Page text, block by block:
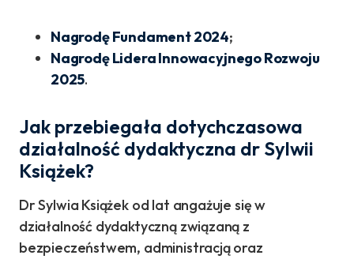
Nagrodę Fundament 2024;
Nagrodę Lidera Innowacyjnego Rozwoju
2025.
Jak przebiegała dotychczasowa
działalność dydaktyczna dr Sylwii
Książek?
Dr Sylwia Książek od lat angażuje się w
działalność dydaktyczną związaną z
bezpieczeństwem, administracją oraz